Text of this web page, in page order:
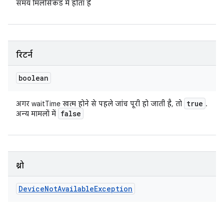
समय मिलीसेकंड में होता है
रिटर्न
boolean
अगर waitTime खत्म होने से पहले जांच पूरी हो जाती है, तो true .
अन्य मामलों में false
थ्रो
DeviceNotAvailableException